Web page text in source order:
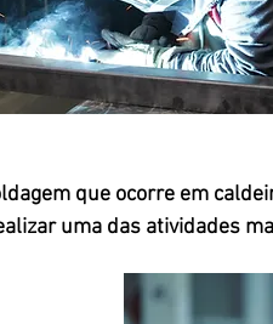
que ocorre em
uma das atividades